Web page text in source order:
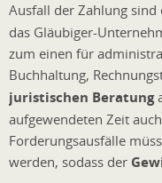
Ausfall der Zahlung sind
das Gläubiger-
zum einen für
Buchhaltung,
juristischen Beratung
aufgewendeten Zeit
Forderungsausfälle
werden, sodass der